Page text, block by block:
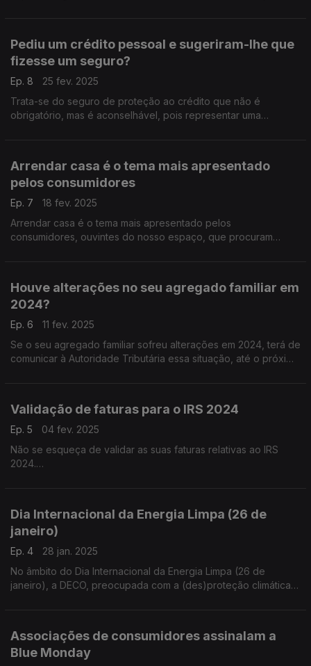
Pediu um crédito pessoal e sugeriram-lhe que
fizesse um seguro?
Ep. 8
25 fev. 2025
Trata-se do seguro de proteção ao crédito que não é
obrigatório, mas é aconselhável, pois representar uma
Arrendar casa é o tema mais apresentado
pelos consumidores
Ep. 7
18 fev. 2025
Arrendar casa é o tema mais apresentado pelos
consumidores, ouvintes do nosso espaço, que procuram
Houve alterações no seu agregado familiar em
2024?
Ep. 6
11 fev. 2025
Se o seu agregado familiar sofreu alterações em 2024, terá de
comunicar à Autoridade Tributária essa situação, até o próximo
Validação de faturas para o IRS 2024
Ep. 5
04 fev. 2025
Não se esqueça de validar as suas faturas relativas ao IRS
2024.
Dia Internacional da Energia Limpa (26 de
janeiro)
Ep. 4
28 jan. 2025
No âmbito do Dia Internacional da Energia Limpa (26 de
janeiro), a DECO, preocupada com a (des)proteção climática
Associações de consumidores assinalam a
Blue Monday